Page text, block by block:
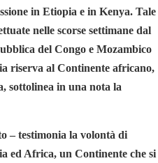
in Etiopia e in Kenya. Tale
nelle scorse settimane dal
del Congo e Mozambico
riserva al Continente africano,
sottolinea in una nota la
– testimonia la volontà di
ed Africa, un Continente che si